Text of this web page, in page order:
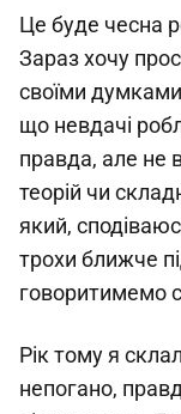
Це буде чесна
Зараз хочу
своїми
що невдачі
правда, але не
теорій чи
який,
трохи ближче
говоритимемо
Рік тому я
непогано,